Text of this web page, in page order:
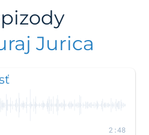
Jurica
2:48